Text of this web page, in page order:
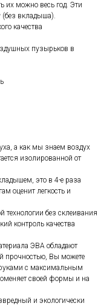
их можно весь год. Эти
(без вкладыша).
качества
пузырьков в
а как мы знаем воздух
изолированной от
это в 4-е раза
оценит легкость и
без склеивания
контроль качества
ЭВА обладают
прочностью, Вы можете
с максимальным
своей формы и на
и экологически